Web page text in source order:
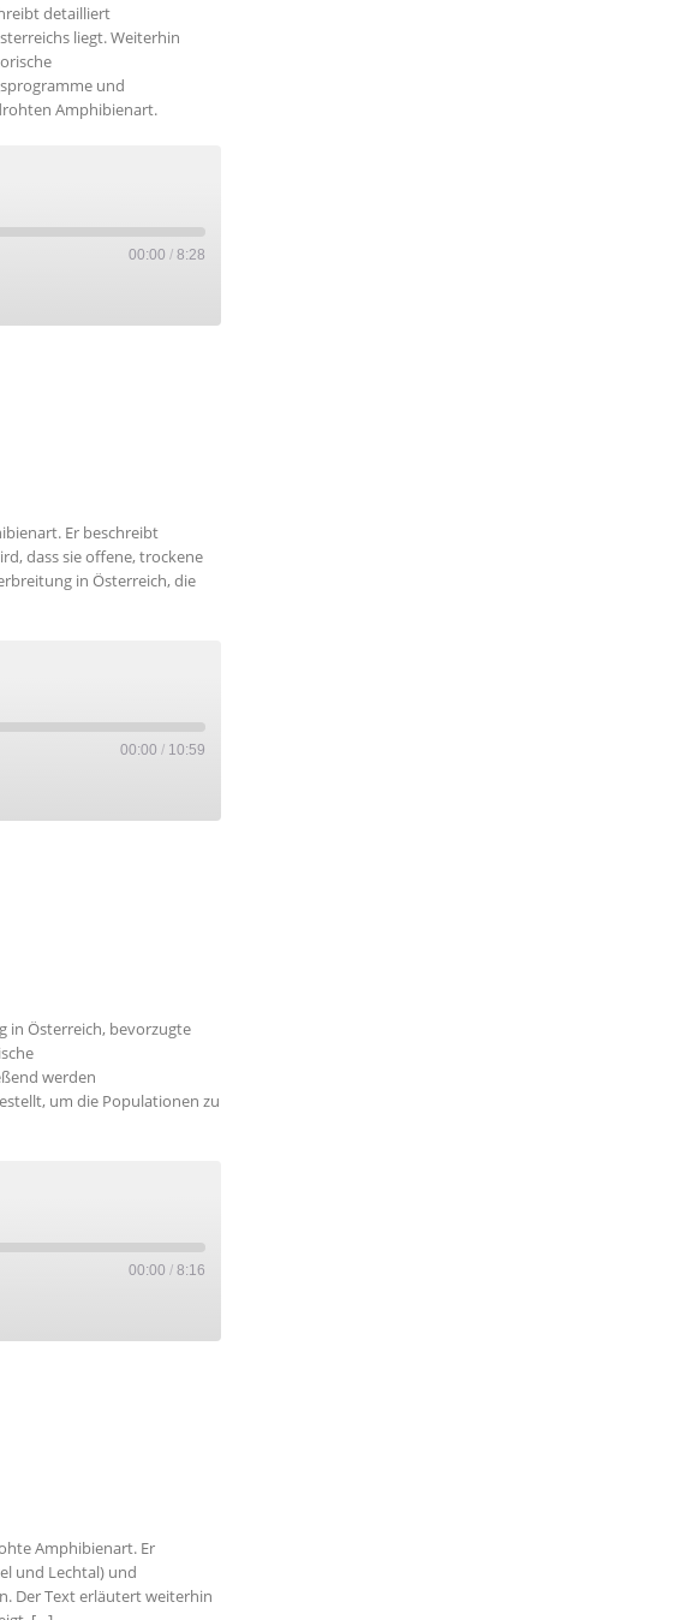
detailliert
liegt. Weiterhin
und
Amphibienart.
00:00 / 8:28
Er beschreibt
dass sie offene, trockene
in Österreich, die
00:00 / 10:59
in Österreich, bevorzugte
werden
um die Populationen zu
00:00 / 8:16
Amphibienart. Er
und Lechtal) und
Der Text erläutert weiterhin